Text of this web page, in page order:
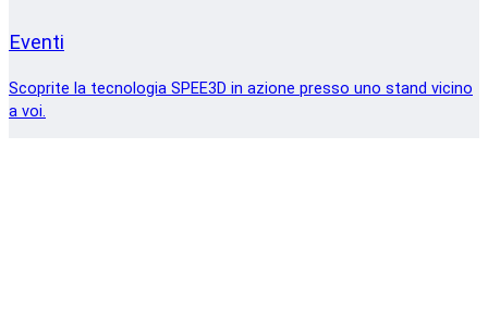
Eventi
Scoprite la tecnologia SPEE3D in azione presso uno stand vicino
a voi.